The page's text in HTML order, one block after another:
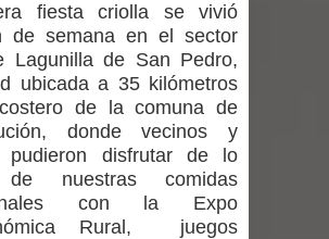
Empedrado desarrolló con éxito el
desafío guerreros 2026
Banda linarense Los Remembers
regresa de Brasil tras impulsar un
intercambio musical y pedagógico
fiesta criolla se vivió
de semana en el sector
Lagunilla de San Pedro,
ubicada a 35 kilómetros
de la comuna de
donde vecinos y
pudieron disfrutar de lo
nuestras comidas
con la Expo
Rural, juegos